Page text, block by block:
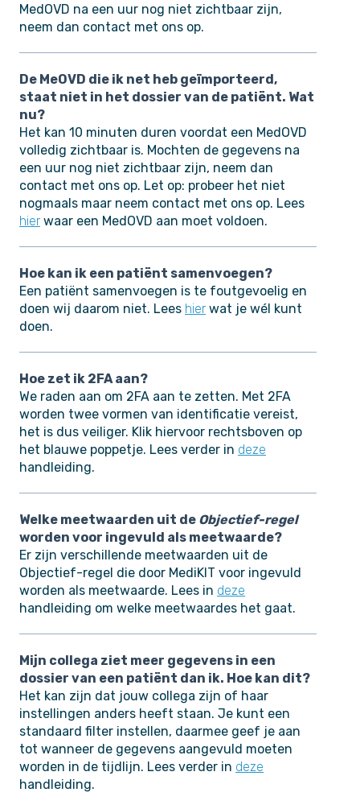
MedOVD na een uur nog niet zichtbaar zijn,
neem dan contact met ons op.
De MeOVD die ik net heb geïmporteerd,
staat niet in het dossier van de patiënt. Wat
nu?
Het kan 10 minuten duren voordat een MedOVD
volledig zichtbaar is. Mochten de gegevens na
een uur nog niet zichtbaar zijn, neem dan
contact met ons op. Let op: probeer het niet
nogmaals maar neem contact met ons op. Lees
hier waar een MedOVD aan moet voldoen.
Hoe kan ik een patiënt samenvoegen?
Een patiënt samenvoegen is te foutgevoelig en
doen wij daarom niet. Lees hier wat je wél kunt
doen.
Hoe zet ik 2FA aan?
We raden aan om 2FA aan te zetten. Met 2FA
worden twee vormen van identificatie vereist,
het is dus veiliger. Klik hiervoor rechtsboven op
het blauwe poppetje. Lees verder in deze
handleiding.
Welke meetwaarden uit de Objectief-regel
worden voor ingevuld als meetwaarde?
Er zijn verschillende meetwaarden uit de
Objectief-regel die door MediKIT voor ingevuld
worden als meetwaarde. Lees in deze
handleiding om welke meetwaardes het gaat.
Mijn collega ziet meer gegevens in een
dossier van een patiënt dan ik. Hoe kan dit?
Het kan zijn dat jouw collega zijn of haar
instellingen anders heeft staan. Je kunt een
standaard filter instellen, daarmee geef je aan
tot wanneer de gegevens aangevuld moeten
worden in de tijdlijn. Lees verder in deze
handleiding.